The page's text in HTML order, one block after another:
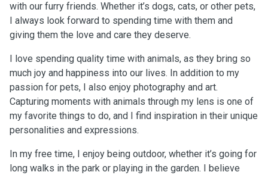
with our furry friends. Whether it’s dogs, cats, or other pets,
I always look forward to spending time with them and
giving them the love and care they deserve.
I love spending quality time with animals, as they bring so
much joy and happiness into our lives. In addition to my
passion for pets, I also enjoy photography and art.
Capturing moments with animals through my lens is one of
my favorite things to do, and I find inspiration in their unique
personalities and expressions.
In my free time, I enjoy being outdoor, whether it’s going for
long walks in the park or playing in the garden. I believe